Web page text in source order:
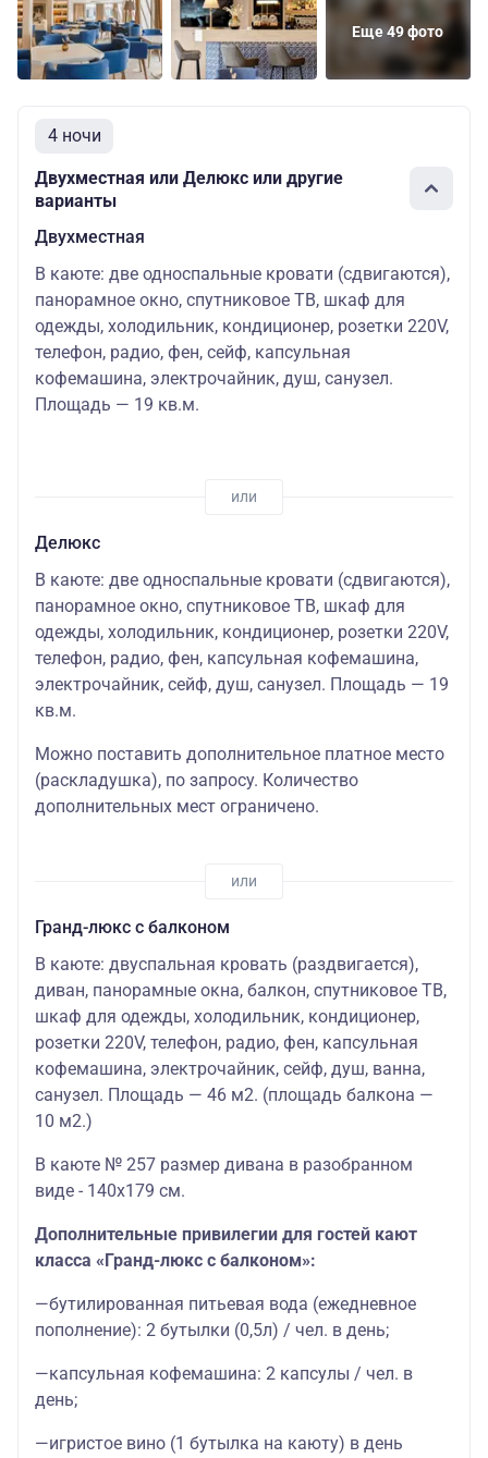
Еще 49 фото
4 ночи
Двухместная или Делюкс или другие
варианты
Двухместная
В каюте: две односпальные кровати (сдвигаются),
панорамное окно, спутниковое ТВ, шкаф для
одежды, холодильник, кондиционер, розетки 220V,
телефон, радио, фен, сейф, капсульная
кофемашина, электрочайник, душ, санузел.
Площадь — 19 кв.м.
Делюкс
В каюте: две односпальные кровати (сдвигаются),
панорамное окно, спутниковое ТВ, шкаф для
одежды, холодильник, кондиционер, розетки 220V,
телефон, радио, фен, капсульная кофемашина,
электрочайник, сейф, душ, санузел. Площадь — 19
кв.м.
Можно поставить дополнительное платное место
(раскладушка), по запросу. Количество
дополнительных мест ограничено.
Гранд-люкс с балконом
В каюте: двуспальная кровать (раздвигается),
диван, панорамные окна, балкон, спутниковое ТВ,
шкаф для одежды, холодильник, кондиционер,
розетки 220V, телефон, радио, фен, капсульная
кофемашина, электрочайник, cейф, душ, ванна,
санузел. Площадь — 46 м2. (площадь балкона —
10 м2.)
В каюте № 257 размер дивана в разобранном
виде - 140х179 см.
Дополнительные привилегии для гостей кают
класса «Гранд-люкс с балконом»:
—бутилированная питьевая вода (ежедневное
пополнение): 2 бутылки (0,5л) / чел. в день;
—капсульная кофемашина: 2 капсулы / чел. в
день;
—игристое вино (1 бутылка на каюту) в день